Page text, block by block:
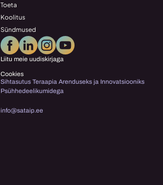
Toeta
Koolitus
Sündmused
Liitu meie uudiskirjaga
Cookies
Sihtasutus Teraapia Arenduseks ja Innovatsiooniks
Psühhedeelikumidega
info@sataip.ee